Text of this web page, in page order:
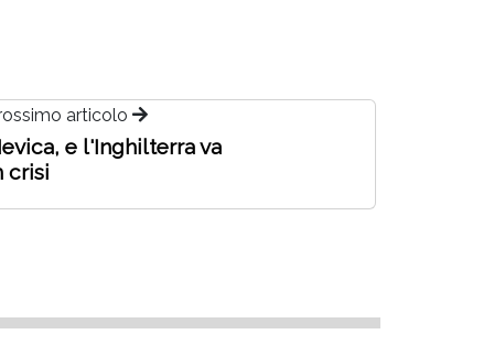
articolo
e l'Inghilterra va
crisi